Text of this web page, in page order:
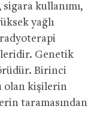
kullanımı,
yağlı
Genetik
Birinci
olan kişilerin
taramasından